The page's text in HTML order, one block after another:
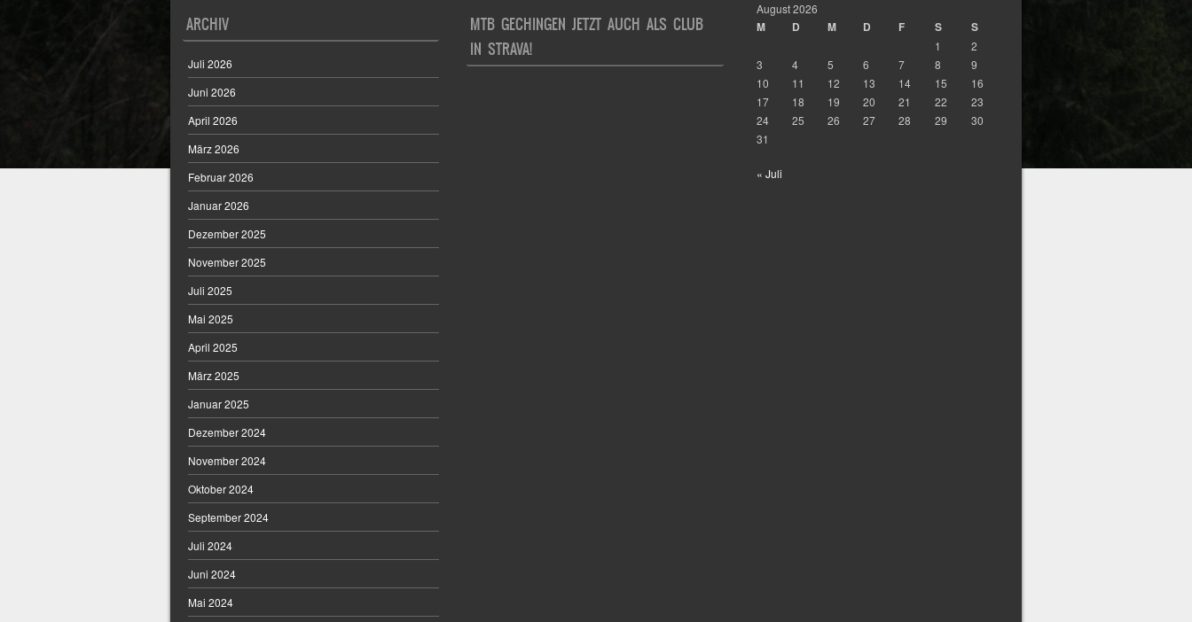
ARCHIV
Juli 2026
Juni 2026
April 2026
März 2026
Februar 2026
Januar 2026
Dezember 2025
November 2025
Juli 2025
Mai 2025
April 2025
März 2025
Januar 2025
Dezember 2024
November 2024
Oktober 2024
September 2024
Juli 2024
Juni 2024
Mai 2024
MTB GECHINGEN JETZT AUCH ALS CLUB
IN STRAVA!
August 2026
M D M D F S S
1
2
3
4 5 6 7 8
9
10
11 12 13 14 15
16
17
18 19 20 21 22
23
24
25 26 27 28 29
30
31
« Juli